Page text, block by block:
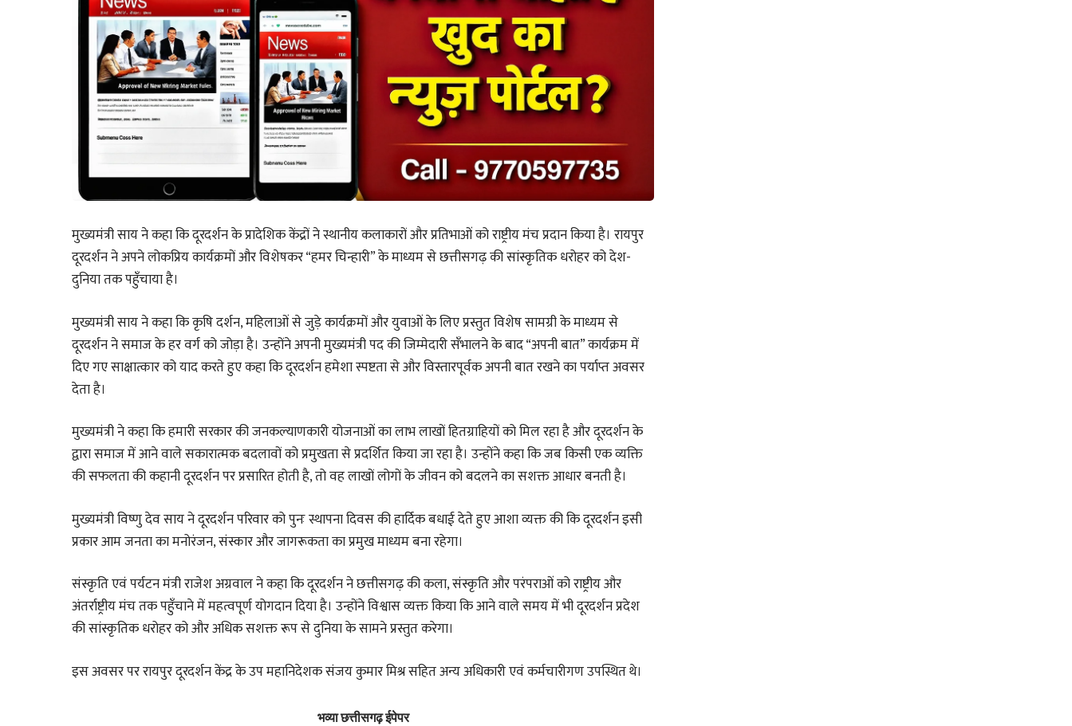
मुख्यमंत्री साय ने कहा कि दूरदर्शन के प्रादेशिक केंद्रों ने स्थानीय कलाकारों और प्रतिभाओं को राष्ट्रीय मंच प्रदान किया है। रायपुर
दूरदर्शन ने अपने लोकप्रिय कार्यक्रमों और विशेषकर “हमर चिन्हारी” के माध्यम से छत्तीसगढ़ की सांस्कृतिक धरोहर को देश-
दुनिया तक पहुँचाया है।
मुख्यमंत्री साय ने कहा कि कृषि दर्शन, महिलाओं से जुड़े कार्यक्रमों और युवाओं के लिए प्रस्तुत विशेष सामग्री के माध्यम से
दूरदर्शन ने समाज के हर वर्ग को जोड़ा है। उन्होंने अपनी मुख्यमंत्री पद की जिम्मेदारी सँभालने के बाद “अपनी बात” कार्यक्रम में
दिए गए साक्षात्कार को याद करते हुए कहा कि दूरदर्शन हमेशा स्पष्टता से और विस्तारपूर्वक अपनी बात रखने का पर्याप्त अवसर
देता है।
मुख्यमंत्री ने कहा कि हमारी सरकार की जनकल्याणकारी योजनाओं का लाभ लाखों हितग्राहियों को मिल रहा है और दूरदर्शन के
द्वारा समाज में आने वाले सकारात्मक बदलावों को प्रमुखता से प्रदर्शित किया जा रहा है। उन्होंने कहा कि जब किसी एक व्यक्ति
की सफलता की कहानी दूरदर्शन पर प्रसारित होती है, तो वह लाखों लोगों के जीवन को बदलने का सशक्त आधार बनती है।
मुख्यमंत्री विष्णु देव साय ने दूरदर्शन परिवार को पुनः स्थापना दिवस की हार्दिक बधाई देते हुए आशा व्यक्त की कि दूरदर्शन इसी
प्रकार आम जनता का मनोरंजन, संस्कार और जागरूकता का प्रमुख माध्यम बना रहेगा।
संस्कृति एवं पर्यटन मंत्री राजेश अग्रवाल ने कहा कि दूरदर्शन ने छत्तीसगढ़ की कला, संस्कृति और परंपराओं को राष्ट्रीय और
अंतर्राष्ट्रीय मंच तक पहुँचाने में महत्वपूर्ण योगदान दिया है। उन्होंने विश्वास व्यक्त किया कि आने वाले समय में भी दूरदर्शन प्रदेश
की सांस्कृतिक धरोहर को और अधिक सशक्त रूप से दुनिया के सामने प्रस्तुत करेगा।
इस अवसर पर रायपुर दूरदर्शन केंद्र के उप महानिदेशक संजय कुमार मिश्र सहित अन्य अधिकारी एवं कर्मचारीगण उपस्थित थे।
भव्या छत्तीसगढ़ ईपेपर